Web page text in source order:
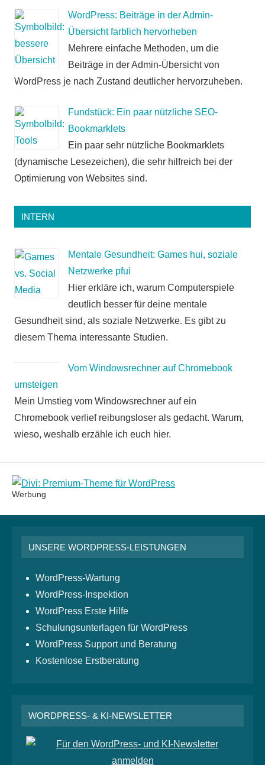
WordPress: Beiträge in der Admin-
Übersicht farblich hervorheben
Mehrere einfache Methoden, um die
Beiträge in der Admin-Übersicht von
WordPress je nach Zustand deutlicher hervorzuheben.
Fundstück: Ein paar nützliche SEO-
Bookmarklets
Ein paar sehr nützliche Bookmarklets
(dynamische Lesezeichen), die sehr hilfreich bei der
Optimierung von Websites sind.
INTERN
Mentale Gesundheit: Games hui, soziale
Netzwerke pfui
Hier erkläre ich, warum Computerspiele
deutlich besser für deine mentale
Gesundheit sind, als soziale Netzwerke. Es gibt zu
diesem Thema interessante Studien.
Vom Windowsrechner auf Chromebook
umsteigen
Mein Umstieg vom Windowsrechner auf ein
Chromebook verlief reibungsloser als gedacht. Warum,
wieso, weshalb erzähle ich euch hier.
Werbung
UNSERE WORDPRESS-LEISTUNGEN
WordPress-Wartung
WordPress-Inspektion
WordPress Erste Hilfe
Schulungsunterlagen für WordPress
WordPress Support und Beratung
Kostenlose Erstberatung
WORDPRESS- & KI-NEWSLETTER